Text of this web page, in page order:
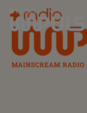
Radio Impuls